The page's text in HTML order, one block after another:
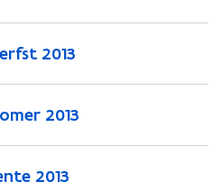
2013
2013
2013